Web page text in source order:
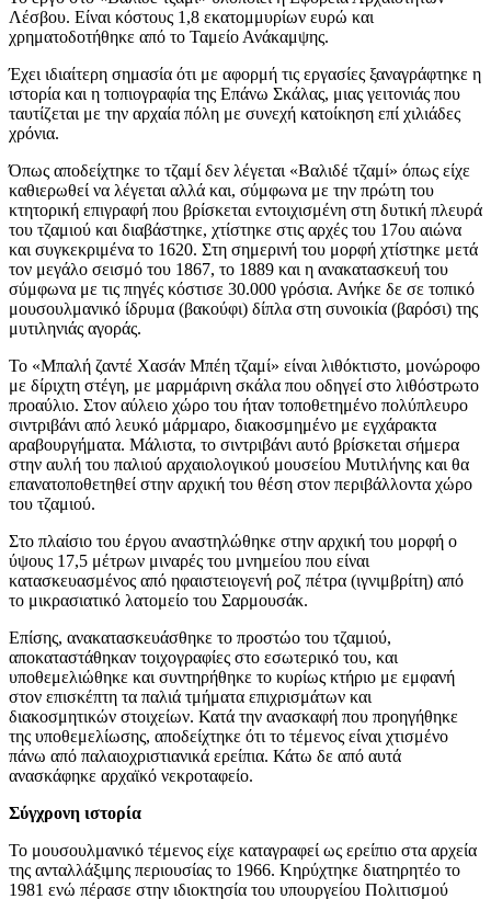
Λέσβου. Είναι κόστους 1,8 εκατομμυρίων ευρώ και
χρηματοδοτήθηκε από το Ταμείο Ανάκαμψης.
Έχει ιδιαίτερη σημασία ότι με αφορμή τις εργασίες ξαναγράφτηκε η
ιστορία και η τοπιογραφία της Επάνω Σκάλας, μιας γειτονιάς που
ταυτίζεται με την αρχαία πόλη με συνεχή κατοίκηση επί χιλιάδες
χρόνια.
Όπως αποδείχτηκε το τζαμί δεν λέγεται «Βαλιδέ τζαμί» όπως είχε
καθιερωθεί να λέγεται αλλά και, σύμφωνα με την πρώτη του
κτητορική επιγραφή που βρίσκεται εντοιχισμένη στη δυτική πλευρά
του τζαμιού και διαβάστηκε, χτίστηκε στις αρχές του 17ου αιώνα
και συγκεκριμένα το 1620. Στη σημερινή του μορφή χτίστηκε μετά
τον μεγάλο σεισμό του 1867, το 1889 και η ανακατασκευή του
σύμφωνα με τις πηγές κόστισε 30.000 γρόσια. Ανήκε δε σε τοπικό
μουσουλμανικό ίδρυμα (βακούφι) δίπλα στη συνοικία (βαρόσι) της
μυτιληνιάς αγοράς.
Το «Μπαλή ζαντέ Χασάν Μπέη τζαμί» είναι λιθόκτιστο, μονώροφο
με δίριχτη στέγη, με μαρμάρινη σκάλα που οδηγεί στο λιθόστρωτο
προαύλιο. Στον αύλειο χώρο του ήταν τοποθετημένο πολύπλευρο
σιντριβάνι από λευκό μάρμαρο, διακοσμημένο με εγχάρακτα
αραβουργήματα. Μάλιστα, το σιντριβάνι αυτό βρίσκεται σήμερα
στην αυλή του παλιού αρχαιολογικού μουσείου Μυτιλήνης και θα
επανατοποθετηθεί στην αρχική του θέση στον περιβάλλοντα χώρο
του τζαμιού.
Στο πλαίσιο του έργου αναστηλώθηκε στην αρχική του μορφή ο
ύψους 17,5 μέτρων μιναρές του μνημείου που είναι
κατασκευασμένος από ηφαιστειογενή ροζ πέτρα (ιγνιμβρίτη) από
το μικρασιατικό λατομείο του Σαρμουσάκ.
Επίσης, ανακατασκευάσθηκε το προστώο του τζαμιού,
αποκαταστάθηκαν τοιχογραφίες στο εσωτερικό του, και
υποθεμελιώθηκε και συντηρήθηκε το κυρίως κτήριο με εμφανή
στον επισκέπτη τα παλιά τμήματα επιχρισμάτων και
διακοσμητικών στοιχείων. Κατά την ανασκαφή που προηγήθηκε
της υποθεμελίωσης, αποδείχτηκε ότι το τέμενος είναι χτισμένο
πάνω από παλαιοχριστιανικά ερείπια. Κάτω δε από αυτά
ανασκάφηκε αρχαϊκό νεκροταφείο.
Σύγχρονη ιστορία
Το μουσουλμανικό τέμενος είχε καταγραφεί ως ερείπιο στα αρχεία
της ανταλλάξιμης περιουσίας το 1966. Κηρύχτηκε διατηρητέο το
1981 ενώ πέρασε στην ιδιοκτησία του υπουργείου Πολιτισμού